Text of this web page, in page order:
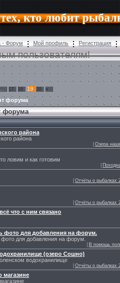
кто любит
- Форум Мой профиль Регистрация
пользователям!
… 17 18 19 20 »
форума
форума
района
района
[Озера
ловим и как готовим
[
[Отчёты о рыбалках
[Отчёты о рыбалках
что с ним связано
фото для добавления на форум.
для добавления на форум.
[ В помощь
(озеро Сошно)
водохранилище
[Отчёты о рыбалках